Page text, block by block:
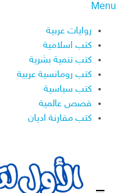
Menu
روايات عربية
كتب اسلامية
كتب تنمية بشرية
كتب رومانسية عربية
كتب سياسية
قصص عالمية
كتب مقارنة اديان